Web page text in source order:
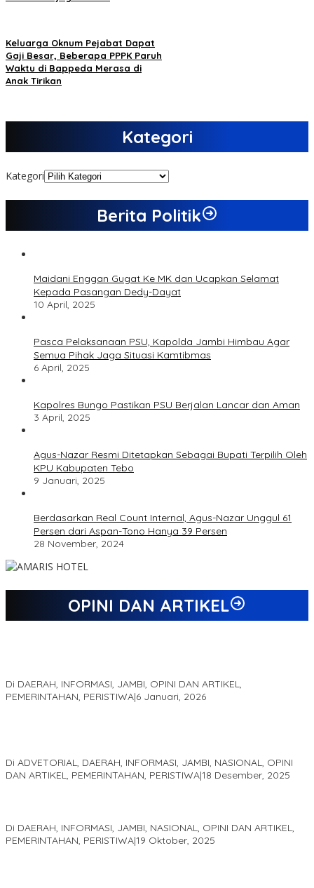
Keluarga Oknum Pejabat Dapat
Gaji Besar, Beberapa PPPK Paruh
Waktu di Bappeda Merasa di
Anak Tirikan
Kategori
Kategori
Berita Politik
Maidani Enggan Gugat Ke MK dan Ucapkan Selamat
Kepada Pasangan Dedy-Dayat
10 April, 2025
Pasca Pelaksanaan PSU, Kapolda Jambi Himbau Agar
Semua Pihak Jaga Situasi Kamtibmas
6 April, 2025
Kapolres Bungo Pastikan PSU Berjalan Lancar dan Aman
3 April, 2025
Agus-Nazar Resmi Ditetapkan Sebagai Bupati Terpilih Oleh
KPU Kabupaten Tebo
9 Januari, 2025
Berdasarkan Real Count Internal, Agus-Nazar Unggul 61
Persen dari Aspan-Tono Hanya 39 Persen
28 November, 2024
OPINI DAN ARTIKEL
Di DAERAH, INFORMASI, JAMBI, OPINI DAN ARTIKEL,
PEMERINTAHAN, PERISTIWA|6 Januari, 2026
Di ADVETORIAL, DAERAH, INFORMASI, JAMBI, NASIONAL, OPINI
DAN ARTIKEL, PEMERINTAHAN, PERISTIWA|18 Desember, 2025
Di DAERAH, INFORMASI, JAMBI, NASIONAL, OPINI DAN ARTIKEL,
PEMERINTAHAN, PERISTIWA|19 Oktober, 2025